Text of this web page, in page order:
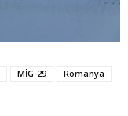
MİG-29
Romanya